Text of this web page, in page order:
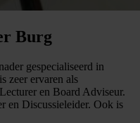
Burg
gespecialiseerd in
zeer ervaren als
en Board Adviseur.
en Discussieleider. Ook is